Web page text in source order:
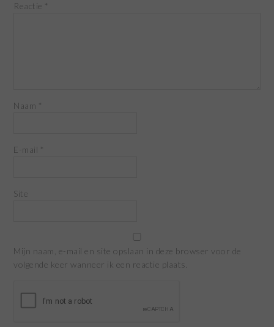
Reactie *
Naam *
E-mail *
Site
Mijn naam, e-mail en site opslaan in deze browser voor de
volgende keer wanneer ik een reactie plaats.